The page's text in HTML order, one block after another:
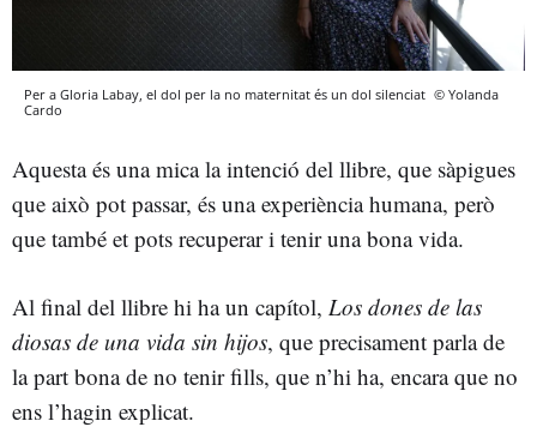
Per a Gloria Labay, el dol per la no maternitat és un dol silenciat © Yolanda
Cardo
Aquesta és una mica la intenció del llibre, que sàpigues
que això pot passar, és una experiència humana, però
que també et pots recuperar i tenir una bona vida.
Al final del llibre hi ha un capítol, Los dones de las
diosas de una vida sin hijos, que precisament parla de
la part bona de no tenir fills, que n’hi ha, encara que no
ens l’hagin explicat.